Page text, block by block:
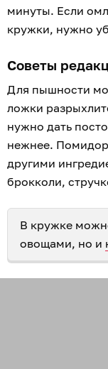
минуты. Если
кружки, нужно
Советы
Для пышности
ложки
нужно дать
нежнее.
другими
брокколи,
В кружке
овощами, но и